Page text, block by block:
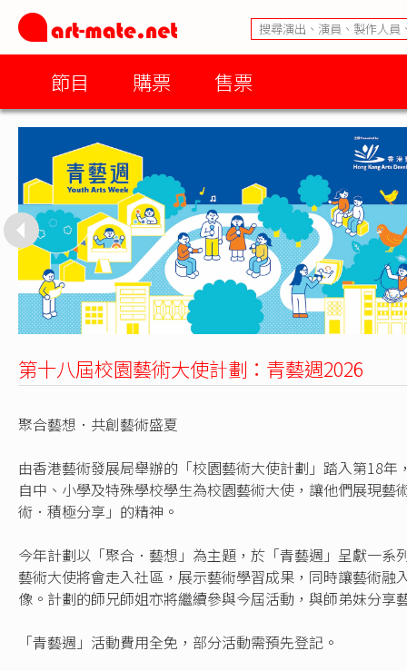
節目 購票 售票
第十八屆校園藝術大使計劃：青藝週2026
聚合藝想．共創藝術盛夏
由香港藝術發展局舉辦的「校園藝術大使計劃」踏入第18年
自中、小學及特殊學校學生為校園藝術大使，讓他們展現藝
術．積極分享」的精神。
今年計劃以「聚合．藝想」為主題，於「青藝週」呈獻一系
藝術大使將會走入社區，展示藝術學習成果，同時讓藝術融
像。計劃的師兄師姐亦將繼續參與今屆活動，與師弟妹分享
「青藝週」活動費用全免，部分活動需預先登記。